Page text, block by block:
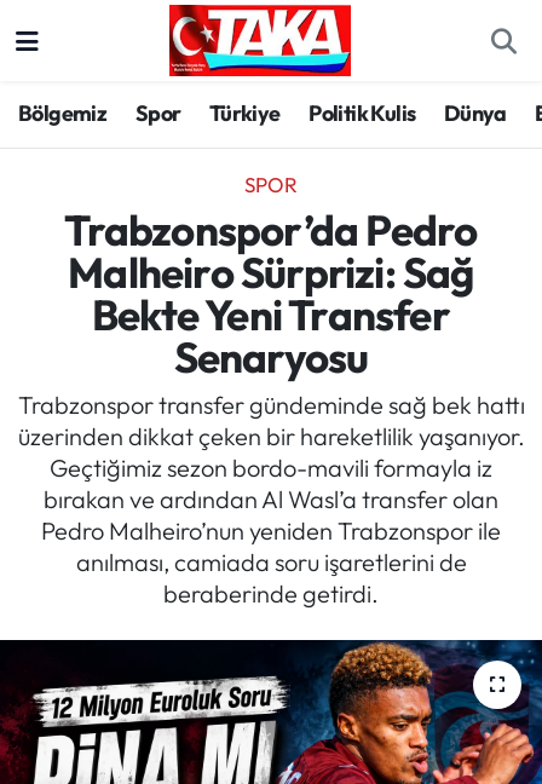
Bölgemiz Spor Türkiye Politik Kulis Dünya
SPOR
Trabzonspor’da Pedro
Malheiro Sürprizi: Sağ
Bekte Yeni Transfer
Senaryosu
Trabzonspor transfer gündeminde sağ bek hattı
üzerinden dikkat çeken bir hareketlilik yaşanıyor.
Geçtiğimiz sezon bordo-mavili formayla iz
bırakan ve ardından Al Wasl’a transfer olan
Pedro Malheiro’nun yeniden Trabzonspor ile
anılması, camiada soru işaretlerini de
beraberinde getirdi.
Spor
Türkiye
Kültür/Sanat
Politika
Politik Kulis
Dünya
Magazin
Mektup Galeri
Röportaj
Manşet
Köşe Yazıları
Trabzon Hava Durumu
Trabzon Trafik Yoğunluk Haritası
Süper Lig Puan Durumu ve Fikstür
Tüm Manşetler
Son Dakika Haberleri
Haber Arşivi